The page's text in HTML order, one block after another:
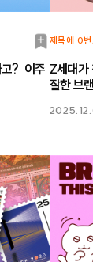
북
마
고? 이주
제목에 0
Z세대가
잘한 브